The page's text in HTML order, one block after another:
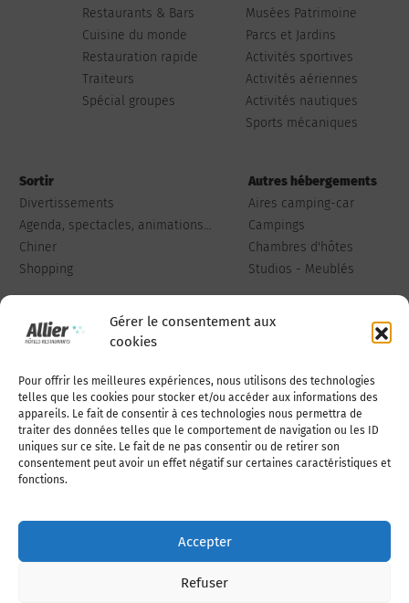
Gérer le consentement aux
cookies
Pour offrir les meilleures expériences, nous utilisons des technologies
telles que les cookies pour stocker et/ou accéder aux informations des
appareils. Le fait de consentir à ces technologies nous permettra de
traiter des données telles que le comportement de navigation ou les ID
uniques sur ce site. Le fait de ne pas consentir ou de retirer son
consentement peut avoir un effet négatif sur certaines caractéristiques et
fonctions.
Accepter
Refuser
Restaurants & Bars
Cuisine du monde
Restauration rapide
Traiteurs
Spécial groupes
Musées Patrimoine
Parcs et Jardins
Activités sportives
Activités aériennes
Activités nautiques
Sports mécaniques
Sortir
Divertissements
Agenda, spectacles, animations...
Chiner
Shopping
Autres hébergements
Aires camping-car
Campings
Chambres d'hôtes
Studios - Meublés
Qui sommes-nous Publiez votre annonce
Adhérer à l’association Nous contacter
Politique de cookies (UE)